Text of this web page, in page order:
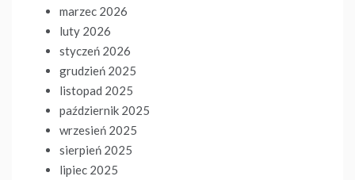
marzec 2026
luty 2026
styczeń 2026
grudzień 2025
listopad 2025
październik 2025
wrzesień 2025
sierpień 2025
lipiec 2025